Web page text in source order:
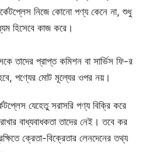
নিজে কোনো পণ্য কেনে না, শুধু
হিসেবে কাজ করে।
তাদের প্রাপ্ত কমিশন বা সার্ভিস ফি-র
পণ্যের মোট মূল্যের ওপর নয়।
যেহেতু সরাসরি পণ্য বিক্রি করে
বাধ্যবাধকতা তাদের নেই। তবে কর
ক্রেতা-বিক্রেতার লেনদেনের তথ্য